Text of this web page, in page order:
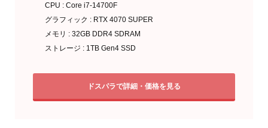
CPU : Core i7-14700F
グラフィック : RTX 4070 SUPER
メモリ : 32GB DDR4 SDRAM
ストレージ : 1TB Gen4 SSD
ドスパラで詳細・価格を見る